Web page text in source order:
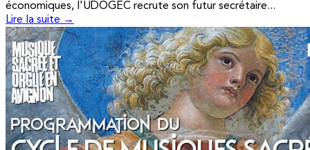
économiques, l'UDOGEC recrute son futur secrétaire...
Lire la suite →